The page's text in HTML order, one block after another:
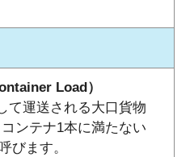
Load）
て運送される大口貨物
ンテナ1本に満たない
びます。